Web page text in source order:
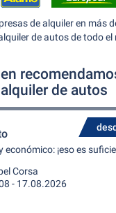
de alquiler en más
de autos de todo el
de autos
económico: ¡eso es
Corsa
- 17.08.2026